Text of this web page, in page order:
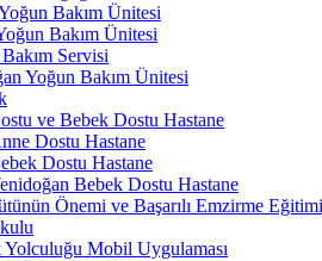
Bakım Ünitesi
Bakım Ünitesi
Servisi
Yoğun Bakım Ünitesi
ve Bebek Dostu Hastane
Dostu Hastane
Dostu Hastane
Bebek Dostu Hastane
Önemi ve Başarılı Emzirme Eğitimi
Mobil Uygulaması